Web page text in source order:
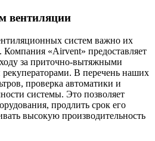
вентиляции
систем важно их
. Компания «Airvent» предоставляет
за приточно-вытяжными
В перечень наших
проверка автоматики и
системы. Это позволяет
продлить срок его
высокую производительность